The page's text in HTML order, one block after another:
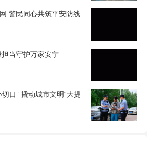
警民同心共筑平安防线
当守护万家安宁
口” 撬动城市文明“大提